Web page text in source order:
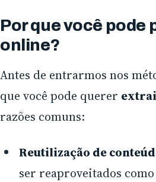
Por que você pode
online?
Antes de entrarmos nos
que você pode querer
razões comuns:
Reutilização de
ser reaproveitados